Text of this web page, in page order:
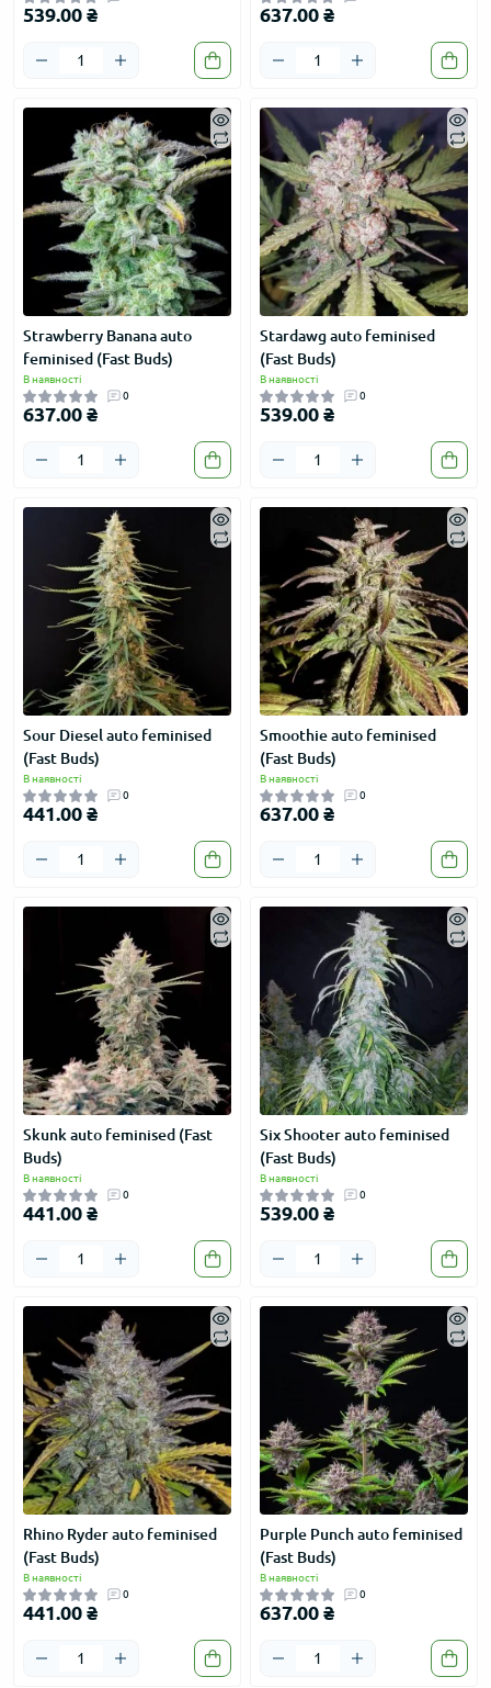
539.00 ₴ 637.00 ₴
Strawberry Banana auto
feminised (Fast Buds)
В наявності
0
637.00 ₴
Stardawg auto feminised
(Fast Buds)
В наявності
0
539.00 ₴
Sour Diesel auto feminised
(Fast Buds)
В наявності
0
441.00 ₴
Smoothie auto feminised
(Fast Buds)
В наявності
0
637.00 ₴
Skunk auto feminised (Fast
Buds)
В наявності
0
441.00 ₴
Six Shooter auto feminised
(Fast Buds)
В наявності
0
539.00 ₴
Rhino Ryder auto feminised
(Fast Buds)
В наявності
0
441.00 ₴
Purple Punch auto feminised
(Fast Buds)
В наявності
0
637.00 ₴